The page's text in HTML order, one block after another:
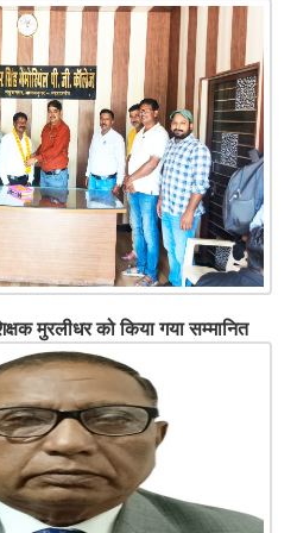
मुरलीधर को किया गया सम्मानित